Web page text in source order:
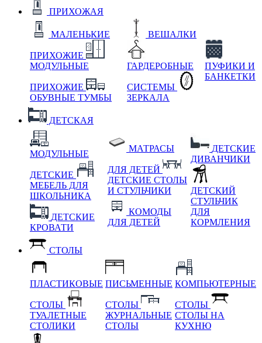
ПРИХОЖАЯ
МАЛЕНЬКИЕ
ПРИХОЖИЕ
МОДУЛЬНЫЕ
ПРИХОЖИЕ
ОБУВНЫЕ ТУМБЫ
ВЕШАЛКИ
ГАРДЕРОБНЫЕ
СИСТЕМЫ
ЗЕРКАЛА
ПУФИКИ И
БАНКЕТКИ
ДЕТСКАЯ
МОДУЛЬНЫЕ
ДЕТСКИЕ
МЕБЕЛЬ ДЛЯ
ШКОЛЬНИКА
ДЕТСКИЕ
КРОВАТИ
МАТРАСЫ
ДЛЯ ДЕТЕЙ
ДЕТСКИЕ СТОЛЫ
И СТУЛЬЧИКИ
КОМОДЫ
ДЛЯ ДЕТЕЙ
ДЕТСКИЕ
ДИВАНЧИКИ
ДЕТСКИЙ
СТУЛЬЧИК
ДЛЯ
КОРМЛЕНИЯ
СТОЛЫ
ПЛАСТИКОВЫЕ
СТОЛЫ
ТУАЛЕТНЫЕ
СТОЛИКИ
ПИСЬМЕННЫЕ
СТОЛЫ
ЖУРНАЛЬНЫЕ
СТОЛЫ
КОМПЬЮТЕРНЫЕ
СТОЛЫ
СТОЛЫ НА
КУХНЮ